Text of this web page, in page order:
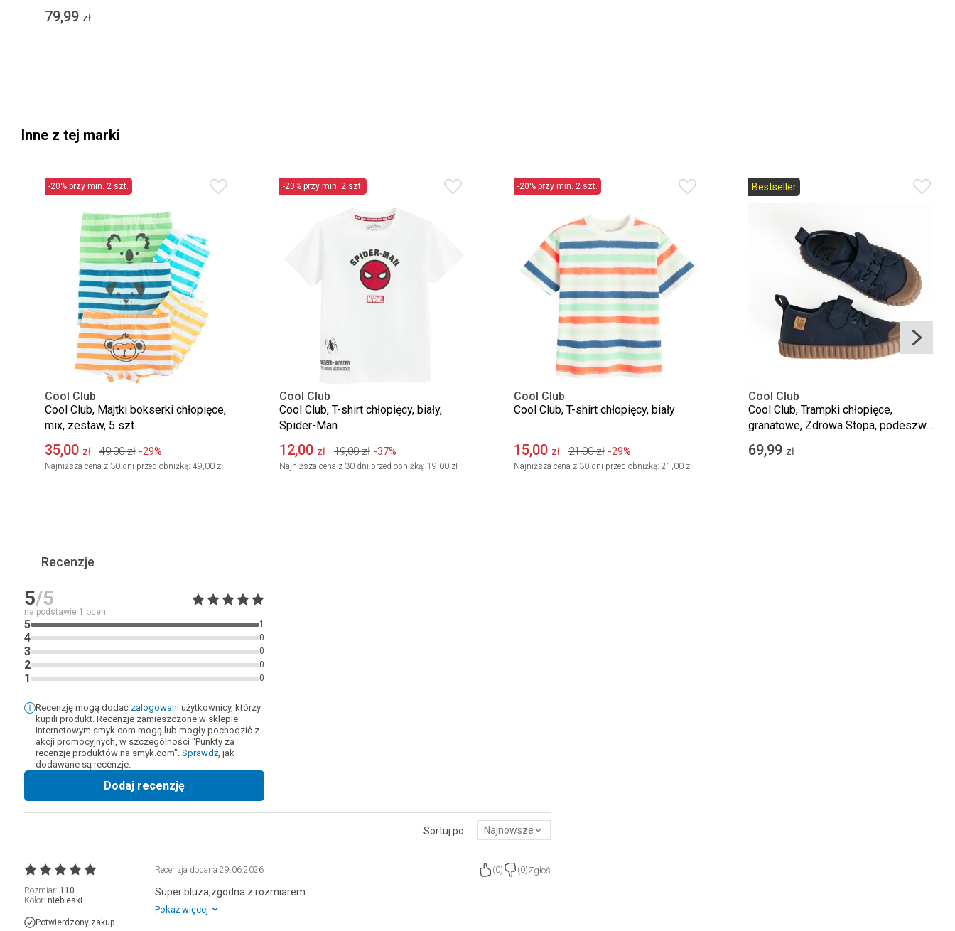
79,99 zł
Inne z tej marki
-20% przy min. 2 szt.
Cool Club
Cool Club, Majtki bokserki chłopięce,
mix, zestaw, 5 szt.
35,00 zł 49,00 zł -29%
Najniższa cena z 30 dni przed obniżką: 49,00 zł
-20% przy min. 2 szt.
Cool Club
Cool Club, T-shirt chłopięcy, biały,
Spider-Man
12,00 zł 19,00 zł -37%
Najniższa cena z 30 dni przed obniżką: 19,00 zł
-20% przy min. 2 szt.
Cool Club
Cool Club, T-shirt chłopięcy, biały
15,00 zł 21,00 zł -29%
Najniższa cena z 30 dni przed obniżką: 21,00 zł
Bestseller
Cool Club
Cool Club, Trampki chłopięce,
granatowe, Zdrowa Stopa, podeszwa
Barefoot
69,99 zł
Recenzje
5/5
na podstawie 1 ocen
5 1
4 0
3 0
2 0
1 0
Recenzję mogą dodać zalogowani użytkownicy, którzy
kupili produkt. Recenzje zamieszczone w sklepie
internetowym smyk.com mogą lub mogły pochodzić z
akcji promocyjnych, w szczególności "Punkty za
recenzje produktów na smyk.com". Sprawdź, jak
dodawane są recenzje.
Dodaj recenzję
Sortuj po: Najnowsze
Recenzja dodana 29.06.2026 (0) (0)Zgłoś
Rozmiar: 110
Kolor: niebieski
Potwierdzony zakup
Super bluza,zgodna z rozmiarem.
Pokaż więcej